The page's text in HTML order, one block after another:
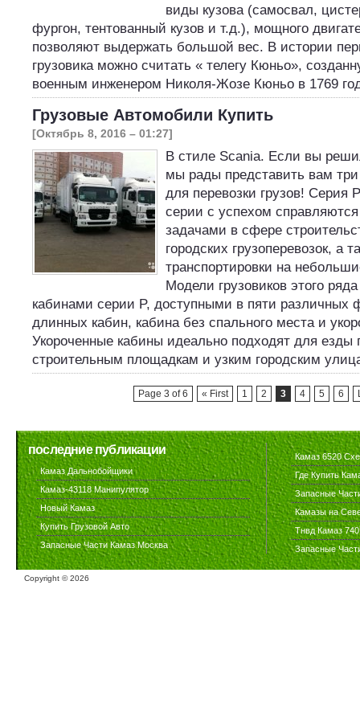
виды кузова (самосвал,
фургон, тентованный кузов и т.д.), мощного
позволяют выдержать большой вес. В истории
грузовика можно считать « телегу Кюньо»,
военным инженером Николя-Жозе Кюньо в 1769
Грузовые Автомобили Купить
[Октябрь 8, 2016 – 01:27]
В стиле Scania. Если вы
мы рады представить вам
для перевозки грузов! Серия
серии с успехом
задачами в сфере
городских грузоперевозок, а
транспортировки на
Модели грузовиков этого
кабинами серии P, доступными в пяти различных
длинных кабин, кабина без спального места и
Укороченные кабины идеально подходят для
строительным площадкам и узким городским
Page 3 of 6 « First 1 2 3 4 5 6
последние публикации
Камаз Дальнобойщики
Камаз-43118 Манипулятор
Новый Камаз
Купить Грузовой Авто
Запасные Части Камаз Москва
Камаз 6520
Где Купить
Запасные
Камазы на
Тнвд Камаз 740
Запасные
Copyright ©2026